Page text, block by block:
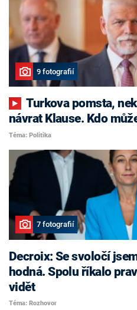
9 fotografií
Turkova pomsta, nekonfliktní Havlíček i
návrat Klause. Kdo
Téma: Politika
7 fotografií
Decroix: Se svoločí
hodná. Spolu říkalo
vidět
Téma: Rozhovor